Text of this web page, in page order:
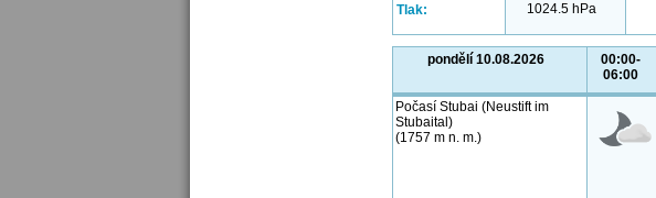
Tlak: 1024.5 hPa
pondělí 10.08.2026
00:00-
06:00
Počasí Stubai (Neustift im
Stubaital)
(1757 m n. m.)